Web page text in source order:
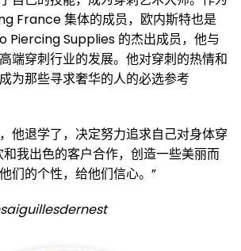
France 集体的成员，欧内斯特也是
Supplies 的杰出成员，他与
端穿刺行业的发展。他对穿刺的热情和
为那些寻求奢华的人的必选参考
他退学了，决定努力追求自己对身体穿
我出色的客户合作，创造一些美丽而
们的个性，给他们信心。”